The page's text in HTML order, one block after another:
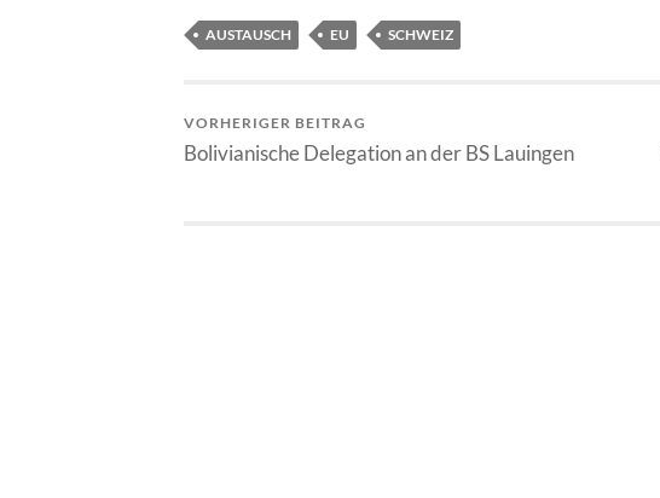
AUSTAUSCH EU SCHWEIZ
VORHERIGER BEITRAG
Bolivianische Delegation an der BS Lauingen